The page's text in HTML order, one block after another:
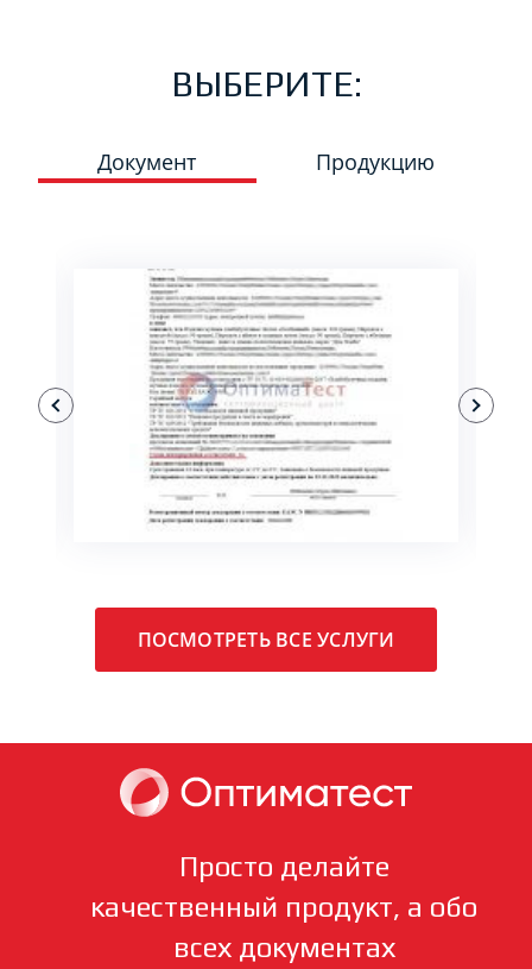
ВЫБЕРИТЕ:
Документ Продукцию
ПОДРОБНЕЕ
ПОСМОТРЕТЬ ВСЕ УСЛУГИ
Просто делайте
качественный продукт, а обо
всех документах